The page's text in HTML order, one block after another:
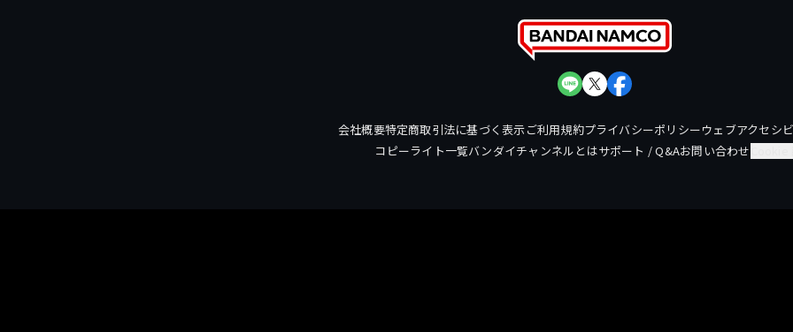
会社概要特定商取引法に基づく表示ご利用規約プライバシーポリシーウェブアクセシ
コピーライト一覧バンダイチャンネルとはサポート / Q&Aお問い合わせ